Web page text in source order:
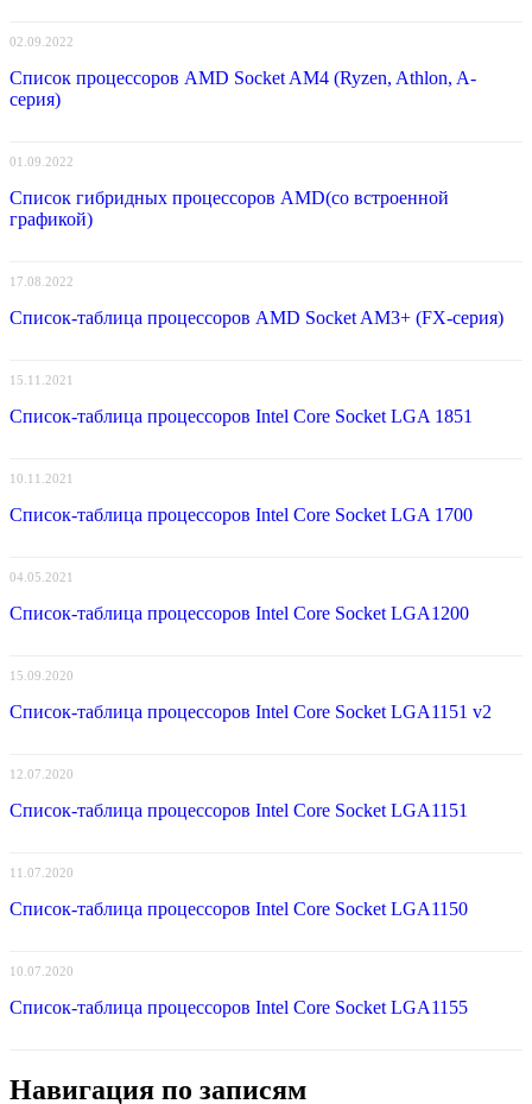
02.09.2022
Список процессоров AMD Socket AM4 (Ryzen, Athlon, A-
серия)
01.09.2022
Список гибридных процессоров AMD(со встроенной
графикой)
17.08.2022
Список-таблица процессоров AMD Socket AM3+ (FX-серия)
15.11.2021
Список-таблица процессоров Intel Core Socket LGA 1851
10.11.2021
Список-таблица процессоров Intel Core Socket LGA 1700
04.05.2021
Список-таблица процессоров Intel Core Socket LGA1200
15.09.2020
Список-таблица процессоров Intel Core Socket LGA1151 v2
12.07.2020
Список-таблица процессоров Intel Core Socket LGA1151
11.07.2020
Список-таблица процессоров Intel Core Socket LGA1150
10.07.2020
Список-таблица процессоров Intel Core Socket LGA1155
Навигация по записям